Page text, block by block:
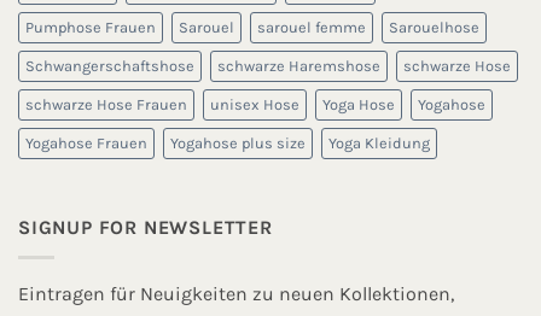
Pumphose Frauen Sarouel sarouel femme Sarouelhose
Schwangerschaftshose schwarze Haremshose schwarze Hose
schwarze Hose Frauen unisex Hose Yoga Hose Yogahose
Yogahose Frauen Yogahose plus size Yoga Kleidung
SIGNUP FOR NEWSLETTER
Eintragen für Neuigkeiten zu neuen Kollektionen,